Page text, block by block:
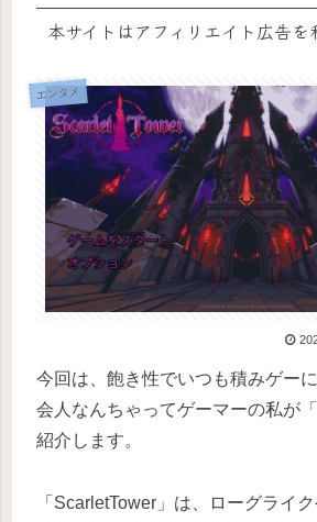
本サイトはアフィリエイト広告を
エンタメ
今回は、飽き性でいつも積みゲー
会人なんちゃってゲーマーの私が
紹介します。
「ScarletTower」は、ローグライ